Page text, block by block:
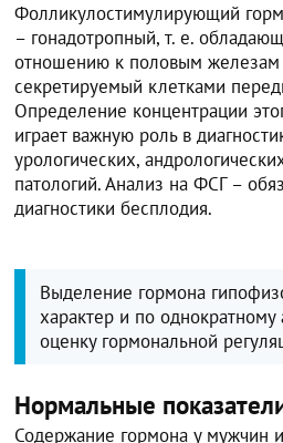
Фолликулостимулирующий
– гонадотропный, т. е.
отношению к половым железам
секретируемый клетками
Определение концентрации
играет важную роль в
урологических,
патологий. Анализ на ФСГ –
диагностики бесплодия.
Выделение гормона
характер и по однократному
оценку гормональной
Нормальные
Содержание гормона у мужчин